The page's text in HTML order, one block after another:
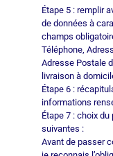
Étape 5 : remplir
de données à
champs
Téléphone,
Adresse Postale
livraison à
Étape 6 :
informations
Étape 7 : choix
suivantes :
Avant de passer